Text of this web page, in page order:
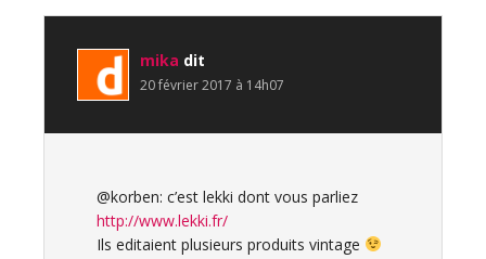
mika dit
20 février 2017 à 14h07
@korben: c’est lekki dont vous parliez
http://www.lekki.fr/
Ils editaient plusieurs produits vintage